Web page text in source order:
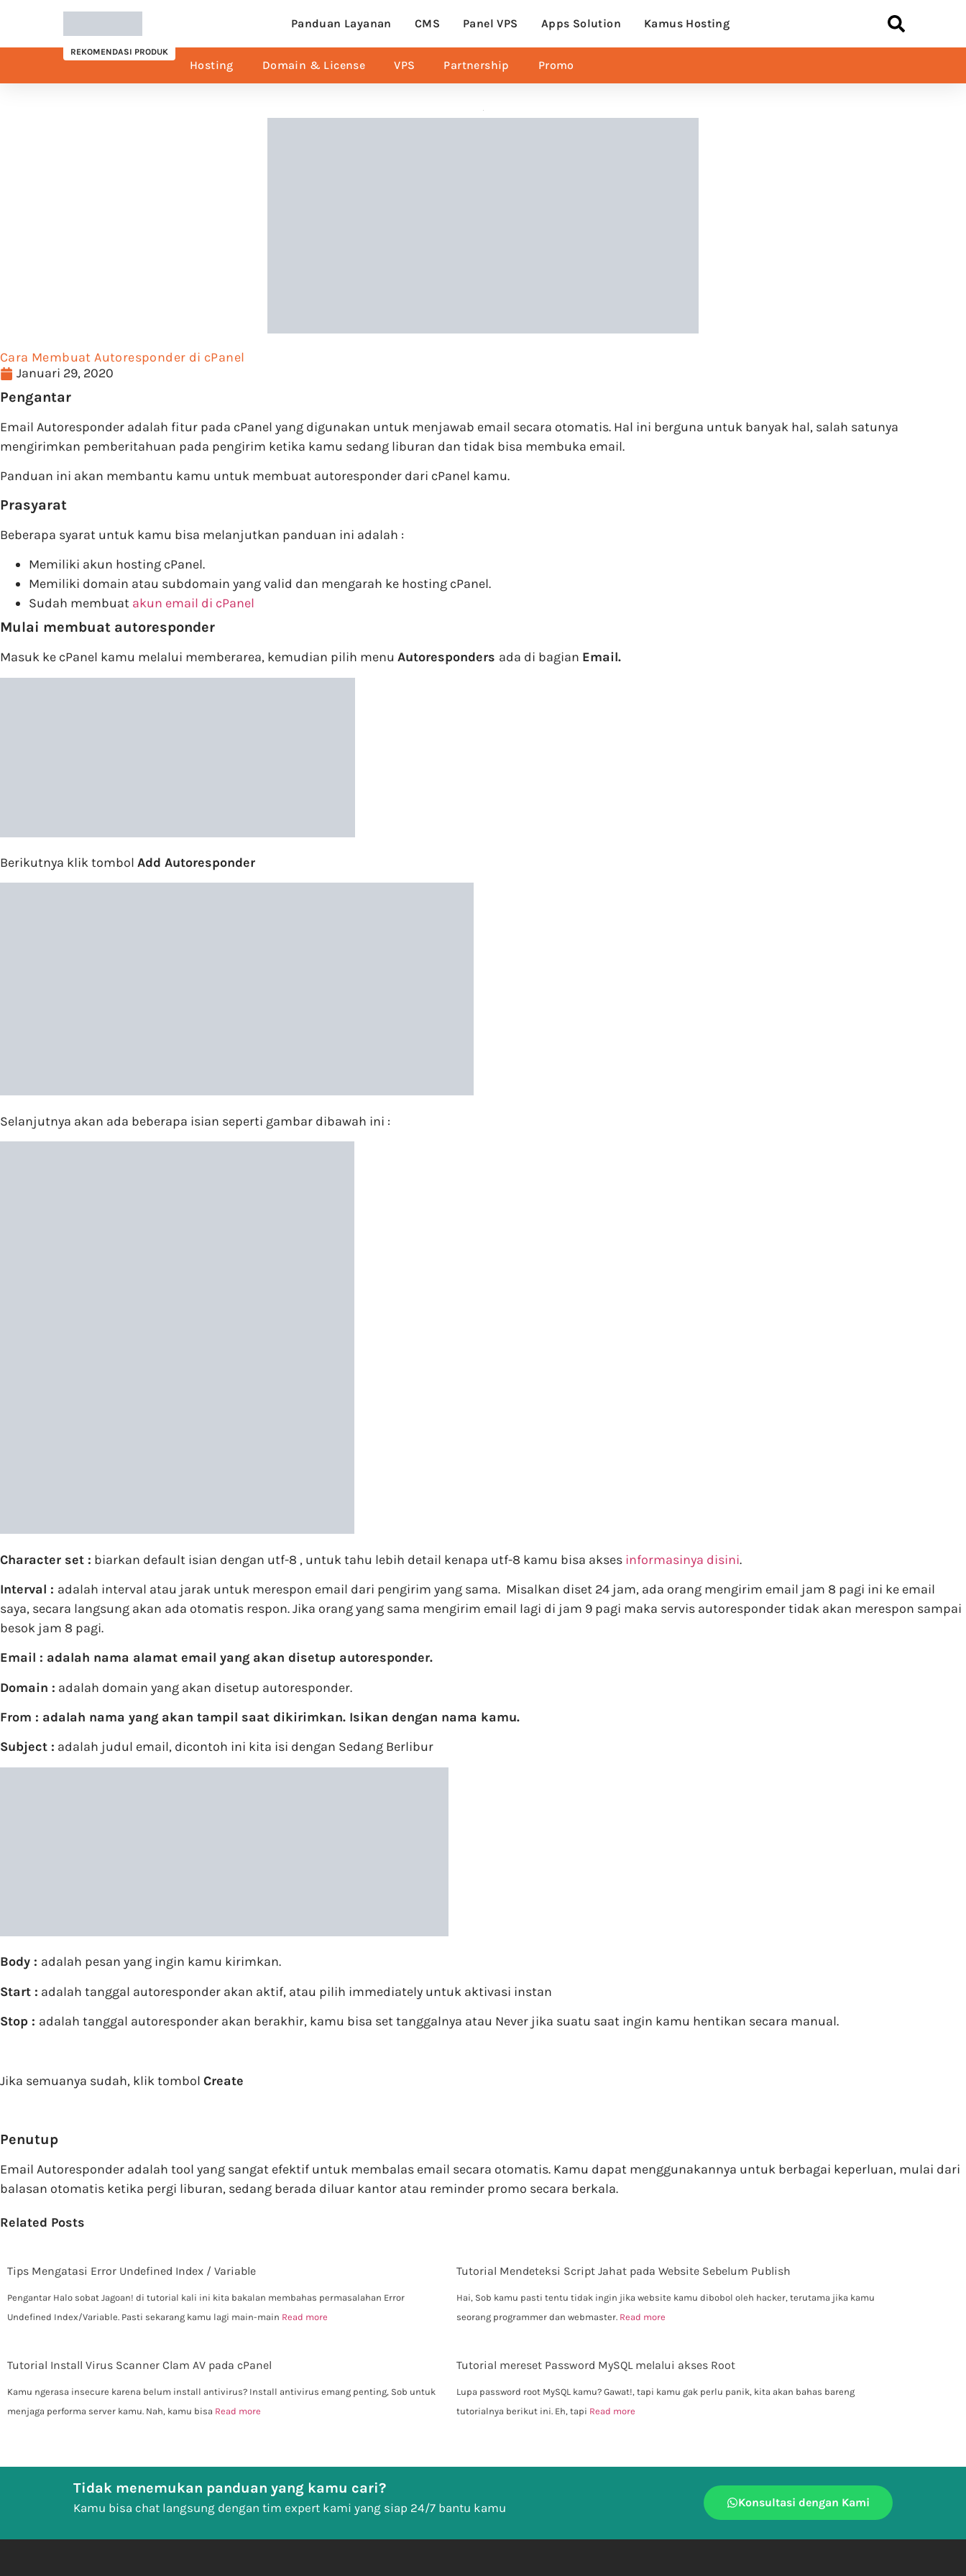
Panduan Layanan CMS Panel VPS Apps Solution Kamus Hosting
REKOMENDASI PRODUK
Hosting Domain & License VPS Partnership Promo
Cara Membuat Autoresponder di cPanel
Januari 29, 2020
Pengantar
Email Autoresponder adalah fitur pada cPanel yang digunakan untuk menjawab email secara otomatis. Hal ini berguna untuk banyak hal, salah satunya
mengirimkan pemberitahuan pada pengirim ketika kamu sedang liburan dan tidak bisa membuka email.
Panduan ini akan membantu kamu untuk membuat autoresponder dari cPanel kamu.
Prasyarat
Beberapa syarat untuk kamu bisa melanjutkan panduan ini adalah :
Memiliki akun hosting cPanel.
Memiliki domain atau subdomain yang valid dan mengarah ke hosting cPanel.
Sudah membuat akun email di cPanel
Mulai membuat autoresponder
Masuk ke cPanel kamu melalui memberarea, kemudian pilih menu Autoresponders ada di bagian Email.
Berikutnya klik tombol Add Autoresponder
Selanjutnya akan ada beberapa isian seperti gambar dibawah ini :
Character set : biarkan default isian dengan utf-8 , untuk tahu lebih detail kenapa utf-8 kamu bisa akses informasinya disini.
Interval : adalah interval atau jarak untuk merespon email dari pengirim yang sama. Misalkan diset 24 jam, ada orang mengirim email jam 8 pagi ini ke email
saya, secara langsung akan ada otomatis respon. Jika orang yang sama mengirim email lagi di jam 9 pagi maka servis autoresponder tidak akan merespon sampai
besok jam 8 pagi.
Email : adalah nama alamat email yang akan disetup autoresponder.
Domain : adalah domain yang akan disetup autoresponder.
From : adalah nama yang akan tampil saat dikirimkan. Isikan dengan nama kamu.
Subject : adalah judul email, dicontoh ini kita isi dengan Sedang Berlibur
Body : adalah pesan yang ingin kamu kirimkan.
Start : adalah tanggal autoresponder akan aktif, atau pilih immediately untuk aktivasi instan
Stop : adalah tanggal autoresponder akan berakhir, kamu bisa set tanggalnya atau Never jika suatu saat ingin kamu hentikan secara manual.
Jika semuanya sudah, klik tombol Create
Penutup
Email Autoresponder adalah tool yang sangat efektif untuk membalas email secara otomatis. Kamu dapat menggunakannya untuk berbagai keperluan, mulai dari
balasan otomatis ketika pergi liburan, sedang berada diluar kantor atau reminder promo secara berkala.
Related Posts
Tips Mengatasi Error Undefined Index / Variable
Pengantar Halo sobat Jagoan! di tutorial kali ini kita bakalan membahas permasalahan Error
Undefined Index/Variable. Pasti sekarang kamu lagi main-main Read more
Tutorial Mendeteksi Script Jahat pada Website Sebelum Publish
Hai, Sob kamu pasti tentu tidak ingin jika website kamu dibobol oleh hacker, terutama jika kamu
seorang programmer dan webmaster. Read more
Tutorial Install Virus Scanner Clam AV pada cPanel
Kamu ngerasa insecure karena belum install antivirus? Install antivirus emang penting, Sob untuk
menjaga performa server kamu. Nah, kamu bisa Read more
Tutorial mereset Password MySQL melalui akses Root
Lupa password root MySQL kamu? Gawat!, tapi kamu gak perlu panik, kita akan bahas bareng
tutorialnya berikut ini. Eh, tapi Read more
Tidak menemukan panduan yang kamu cari?
Kamu bisa chat langsung dengan tim expert kami yang siap 24/7 bantu kamu Konsultasi dengan Kami